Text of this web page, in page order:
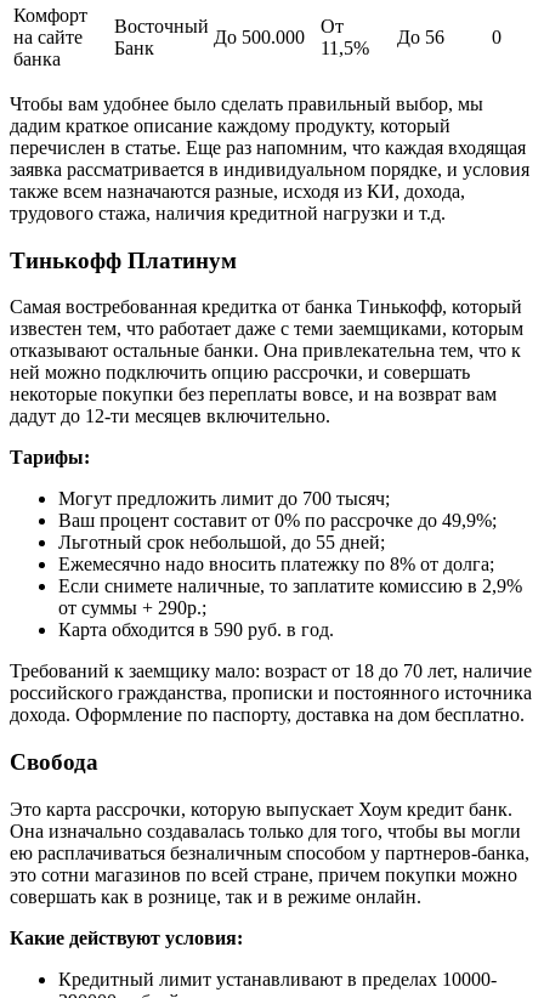
Комфорт
на сайте
банка
Восточный
Банк
До 500.000
От
11,5%
До 56 0
Чтобы вам удобнее было сделать правильный выбор, мы
дадим краткое описание каждому продукту, который
перечислен в статье. Еще раз напомним, что каждая входящая
заявка рассматривается в индивидуальном порядке, и условия
также всем назначаются разные, исходя из КИ, дохода,
трудового стажа, наличия кредитной нагрузки и т.д.
Тинькофф Платинум
Самая востребованная кредитка от банка Тинькофф, который
известен тем, что работает даже с теми заемщиками, которым
отказывают остальные банки. Она привлекательна тем, что к
ней можно подключить опцию рассрочки, и совершать
некоторые покупки без переплаты вовсе, и на возврат вам
дадут до 12-ти месяцев включительно.
Тарифы:
Могут предложить лимит до 700 тысяч;
Ваш процент составит от 0% по рассрочке до 49,9%;
Льготный срок небольшой, до 55 дней;
Ежемесячно надо вносить платежку по 8% от долга;
Если снимете наличные, то заплатите комиссию в 2,9%
от суммы + 290р.;
Карта обходится в 590 руб. в год.
Требований к заемщику мало: возраст от 18 до 70 лет, наличие
российского гражданства, прописки и постоянного источника
дохода. Оформление по паспорту, доставка на дом бесплатно.
Свобода
Это карта рассрочки, которую выпускает Хоум кредит банк.
Она изначально создавалась только для того, чтобы вы могли
ею расплачиваться безналичным способом у партнеров-банка,
это сотни магазинов по всей стране, причем покупки можно
совершать как в рознице, так и в режиме онлайн.
Какие действуют условия:
Кредитный лимит устанавливают в пределах 10000-